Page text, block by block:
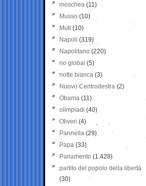
moschea (11)
Musso (10)
Muti (10)
Napoli (319)
Napolitano (220)
no global (5)
notte bianca (3)
Nuovo Centrodestra (2)
Obama (11)
olimpiadi (40)
Oliveri (4)
Pannella (29)
Papa (33)
Parlamento (1.428)
partito del popolo della libertà
(30)